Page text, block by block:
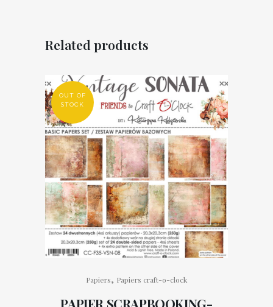
Related products
OUT OF
STOCK
Papiers, Papiers craft-o-clock
PAPIER SCRAPBOOKING-